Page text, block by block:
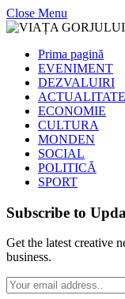
Close Menu
Prima pagină
EVENIMENT
DEZVALUIRI
ACTUALITATE
ECONOMIE
CULTURA
MONDEN
SOCIAL
POLITICĂ
SPORT
Subscribe to
Get the latest creative
business.